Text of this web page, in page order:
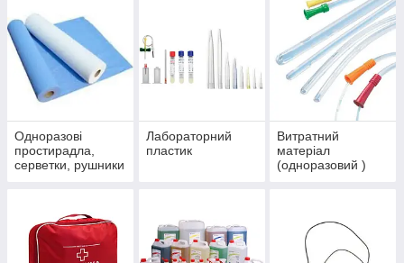
Одноразові
простирадла,
серветки, рушники
Лабораторний
пластик
Витратний
матеріал
(одноразовий )